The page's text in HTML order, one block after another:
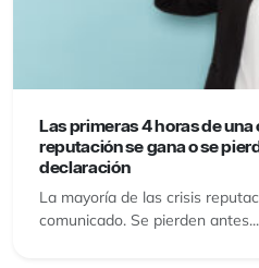
Las primeras 4 horas de una
reputación se gana o se
declaración
La mayoría de las crisis
comunicado. Se pierden